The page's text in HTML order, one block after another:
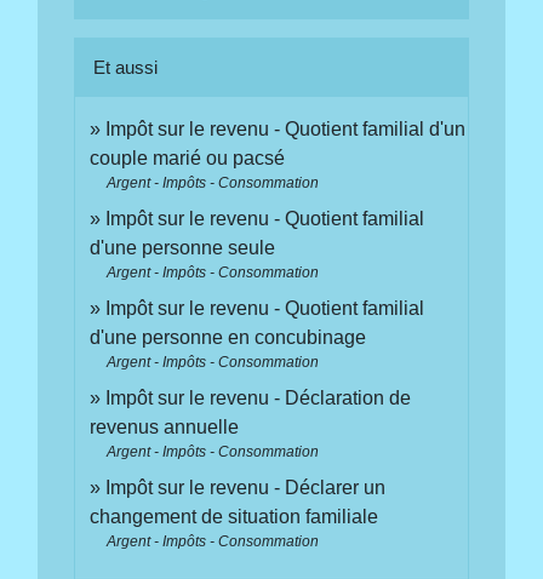
Et aussi
Impôt sur le revenu - Quotient familial d'un
couple marié ou pacsé
Argent - Impôts - Consommation
Impôt sur le revenu - Quotient familial
d'une personne seule
Argent - Impôts - Consommation
Impôt sur le revenu - Quotient familial
d'une personne en concubinage
Argent - Impôts - Consommation
Impôt sur le revenu - Déclaration de
revenus annuelle
Argent - Impôts - Consommation
Impôt sur le revenu - Déclarer un
changement de situation familiale
Argent - Impôts - Consommation